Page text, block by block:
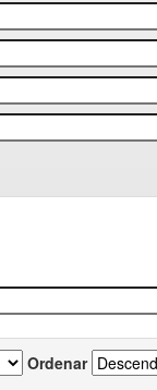
Ordenar